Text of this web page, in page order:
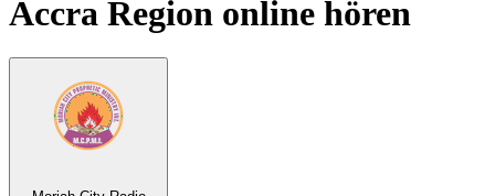
Accra Region online hören